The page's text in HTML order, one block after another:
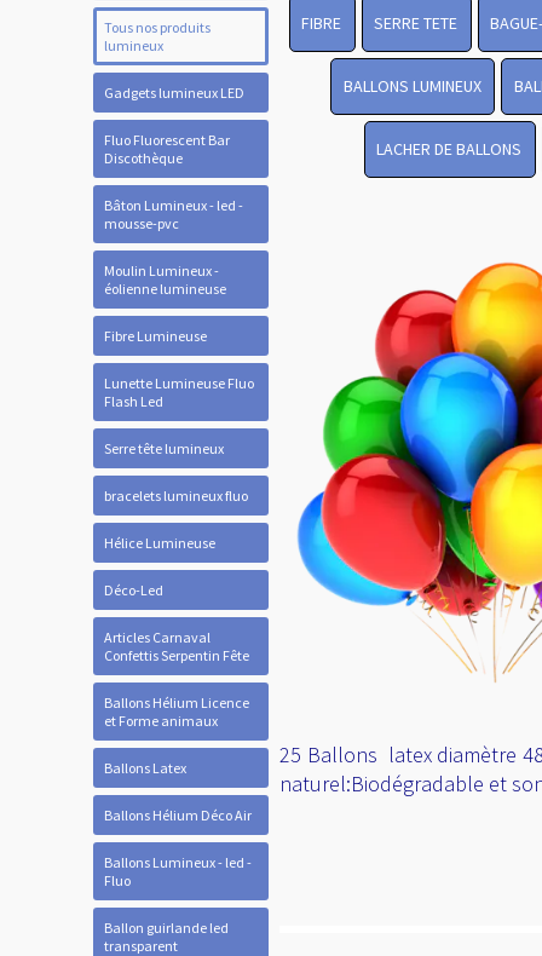
Tous nos produits
lumineux
Gadgets lumineux LED
Fluo Fluorescent Bar
Discothèque
Bâton Lumineux - led -
mousse-pvc
Moulin Lumineux -
éolienne lumineuse
Fibre Lumineuse
Lunette Lumineuse Fluo
Flash Led
Serre tête lumineux
bracelets lumineux fluo
Hélice Lumineuse
Déco-Led
Articles Carnaval
Confettis Serpentin Fête
Ballons Hélium Licence
et Forme animaux
Ballons Latex
Ballons Hélium Déco Air
Ballons Lumineux - led -
Fluo
Ballon guirlande led
transparent
FIBRE SERRE TETE
BALLONS LUMINEUX
LACHER DE BALLONS
25 Ballons latex diamètre
naturel:Biodégradable et